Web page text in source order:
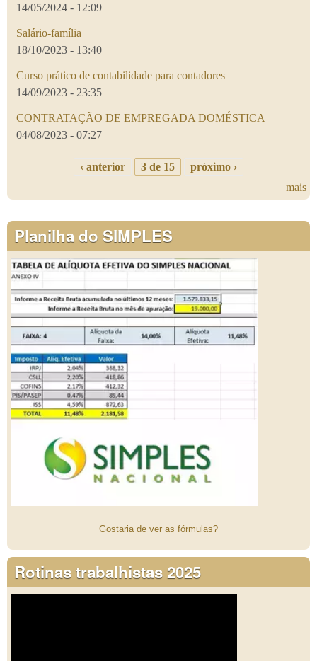
14/05/2024 - 12:09
Salário-família
18/10/2023 - 13:40
Curso prático de contabilidade para contadores
14/09/2023 - 23:35
CONTRATAÇÃO DE EMPREGADA DOMÉSTICA
04/08/2023 - 07:27
‹ anterior 3 de 15
próximo ›
mais
Planilha do SIMPLES
Gostaria de ver as fórmulas?
Rotinas trabalhistas 2025